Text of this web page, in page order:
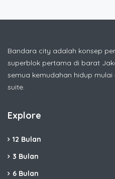
Bandara city adalah konsep
superblok pertama di barat
semua kemudahan hidup
suite.
Explore
12 Bulan
3 Bulan
6 Bulan